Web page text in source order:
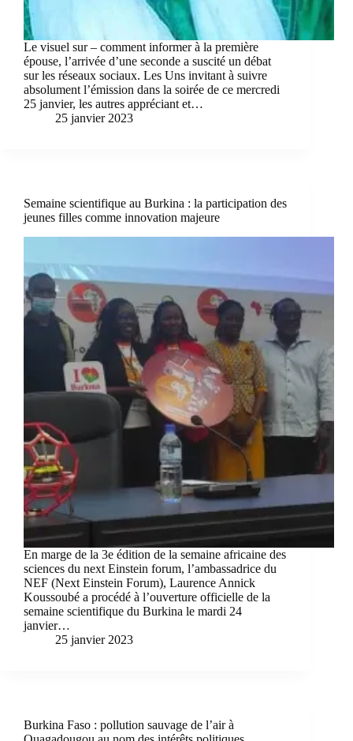
Le visuel sur – comment informer à la première
épouse, l’arrivée d’une seconde a suscité un débat
sur les réseaux sociaux. Les Uns invitant à suivre
absolument l’émission dans la soirée de ce mercredi
25 janvier, les autres appréciant et…
25 janvier 2023
Semaine scientifique au Burkina : la participation des
jeunes filles comme innovation majeure
En marge de la 3e édition de la semaine africaine des
sciences du next Einstein forum, l’ambassadrice du
NEF (Next Einstein Forum), Laurence Annick
Koussoubé a procédé à l’ouverture officielle de la
semaine scientifique du Burkina le mardi 24
janvier…
25 janvier 2023
Burkina Faso : pollution sauvage de l’air à